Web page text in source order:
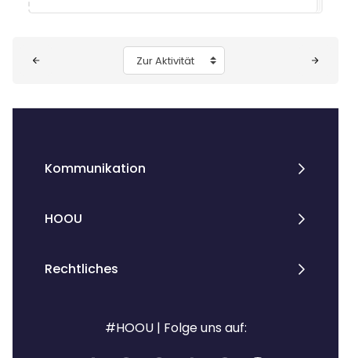
Zur Aktivität
Kommunikation
HOOU
Rechtliches
#HOOU | Folge uns auf: